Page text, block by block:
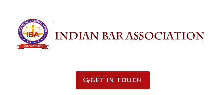
content
GET IN TOUCH